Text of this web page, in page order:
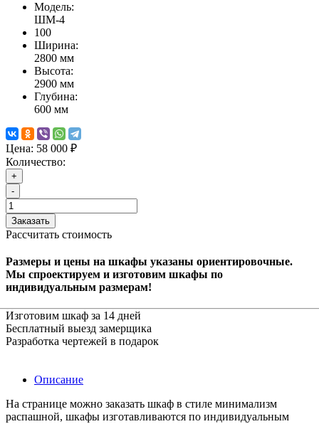
Модель:
ШМ-4
100
Ширина:
2800 мм
Высота:
2900 мм
Глубина:
600 мм
Цена: 58 000 ₽
Количество:
+
-
Заказать
Рассчитать стоимость
Размеры и цены на шкафы указаны ориентировочные.
Мы спроектируем и изготовим шкафы по
индивидуальным размерам!
Изготовим шкаф за 14 дней
Бесплатный выезд замерщика
Разработка чертежей в подарок
Описание
На странице можно заказать шкаф в стиле минимализм
распашной, шкафы изготавливаются по индивидуальным